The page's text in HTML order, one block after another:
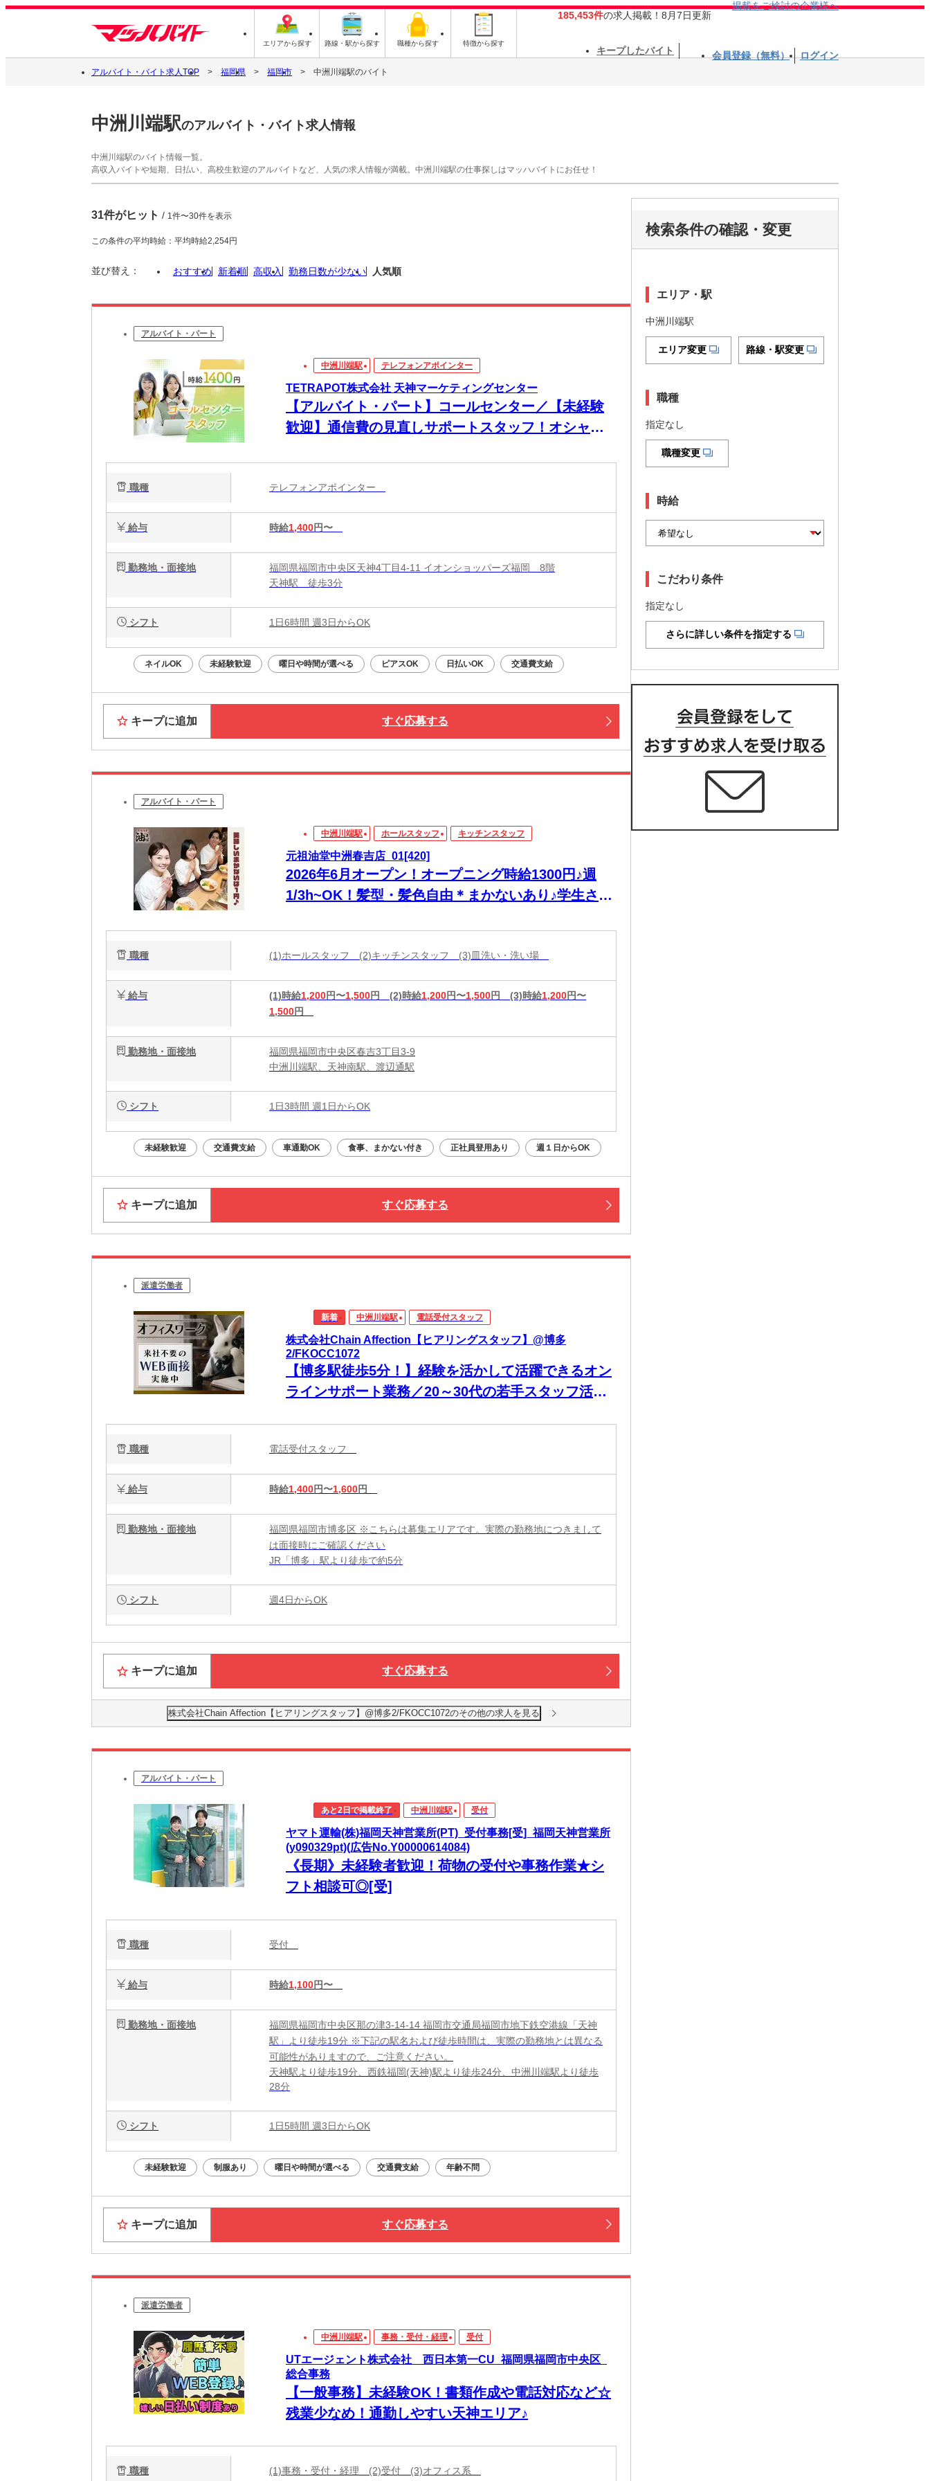
エリアから探す 路線・駅から探す 職種から探す 特徴から探す
185,453件の求人掲載！8月7日更新
掲載をご検討の企業様へ
キープしたバイト 会員登録（無料） ログイン
アルバイト・バイト求人TOP 福岡県 福岡市 中洲川端駅のバイト
中洲川端駅のアルバイト・バイト求人情報
中洲川端駅のバイト情報一覧。
高収入バイトや短期、日払い、高校生歓迎のアルバイトなど、人気の求人情報が満載。中洲川端駅の仕事探しはマッハバイトにお任せ！
31件がヒット / 1件〜30件を表示
この条件の平均時給：平均時給2,254円
並び替え： おすすめ 新着順 高収入 勤務日数が少ない 人気順
アルバイト・パート
中洲川端駅 テレフォンアポインター
TETRAPOT株式会社 天神マーケティングセンター
【アルバイト・パート】コールセンター／【未経験
歓迎】通信費の見直しサポートスタッフ！オシャレ
職種 テレフォンアポインター
給与 時給1,400円〜
勤務地・面接地
福岡県福岡市中央区天神4丁目4-11 イオンショッパーズ福岡 8階
天神駅 徒歩3分
シフト 1日6時間 週3日からOK
ネイルOK 未経験歓迎 曜日や時間が選べる ピアスOK 日払いOK 交通費支給
キープに追加 すぐ応募する
アルバイト・パート
中洲川端駅 ホールスタッフ キッチンスタッフ
元祖油堂中洲春吉店_01[420]
2026年6月オープン！オープニング時給1300円♪週
1/3h~OK！髪型・髪色自由＊まかないあり♪学生さん
職種 (1)ホールスタッフ (2)キッチンスタッフ (3)皿洗い・洗い場
給与 (1)時給1,200円〜1,500円 (2)時給1,200円〜1,500円 (3)時給1,200円〜
1,500円
勤務地・面接地
福岡県福岡市中央区春吉3丁目3-9
中洲川端駅、天神南駅、渡辺通駅
シフト 1日3時間 週1日からOK
未経験歓迎 交通費支給 車通勤OK 食事、まかない付き 正社員登用あり 週１日からOK
キープに追加 すぐ応募する
派遣労働者
新着 中洲川端駅 電話受付スタッフ
株式会社Chain Affection【ヒアリングスタッフ】@博多
2/FKOCC1072
【博多駅徒歩5分！】経験を活かして活躍できるオン
ラインサポート業務／20～30代の若手スタッフ活躍
職種 電話受付スタッフ
給与 時給1,400円〜1,600円
勤務地・面接地
福岡県福岡市博多区 ※こちらは募集エリアです。実際の勤務地につきまして
は面接時にご確認ください
JR「博多」駅より徒歩で約5分
シフト 週4日からOK
キープに追加 すぐ応募する
株式会社Chain Affection【ヒアリングスタッフ】@博多2/FKOCC1072のその他の求人を見る
アルバイト・パート
あと2日で掲載終了 中洲川端駅 受付
ヤマト運輸(株)福岡天神営業所(PT)_受付事務[受]_福岡天神営業所
(y090329pt)(広告No.Y00000614084)
《長期》未経験者歓迎！荷物の受付や事務作業★シ
フト相談可◎[受]
職種 受付
給与 時給1,100円〜
勤務地・面接地
福岡県福岡市中央区那の津3-14-14 福岡市交通局福岡市地下鉄空港線「天神
駅」より徒歩19分 ※下記の駅名および徒歩時間は、実際の勤務地とは異なる
可能性がありますので、ご注意ください。
天神駅より徒歩19分、西鉄福岡(天神)駅より徒歩24分、中洲川端駅より徒歩
28分
シフト 1日5時間 週3日からOK
未経験歓迎 制服あり 曜日や時間が選べる 交通費支給 年齢不問
キープに追加 すぐ応募する
派遣労働者
中洲川端駅 事務・受付・経理 受付
UTエージェント株式会社 西日本第一CU_福岡県福岡市中央区_
総合事務
【一般事務】未経験OK！書類作成や電話対応など☆
残業少なめ！通勤しやすい天神エリア♪
職種 (1)事務・受付・経理 (2)受付 (3)オフィス系
検索条件の確認・変更
エリア・駅
中洲川端駅
エリア変更 路線・駅変更
職種
指定なし
職種変更
時給
こだわり条件
指定なし
さらに詳しい条件を指定する